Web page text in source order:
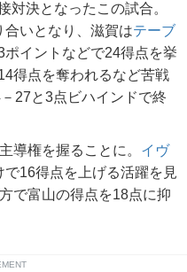
対決となったこの試合。
いとなり、滋賀はテーブ
ポイントなどで24得点を挙
得点を奪われるなど苦戦
27と3点ビハインドで終
導権を握ることに。 イヴ
16得点を上げる活躍を見
で富山の得点を18点に抑